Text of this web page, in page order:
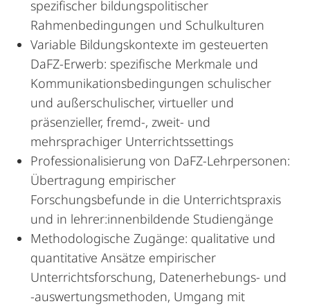
spezifischer bildungspolitischer
Rahmenbedingungen und Schulkulturen
Variable Bildungskontexte im gesteuerten
DaFZ-Erwerb: spezifische Merkmale und
Kommunikationsbedingungen schulischer
und außerschulischer, virtueller und
präsenzieller, fremd-, zweit- und
mehrsprachiger Unterrichtssettings
Professionalisierung von DaFZ-Lehrpersonen:
Übertragung empirischer
Forschungsbefunde in die Unterrichtspraxis
und in lehrer:innenbildende Studiengänge
Methodologische Zugänge: qualitative und
quantitative Ansätze empirischer
Unterrichtsforschung, Datenerhebungs- und
-auswertungsmethoden, Umgang mit